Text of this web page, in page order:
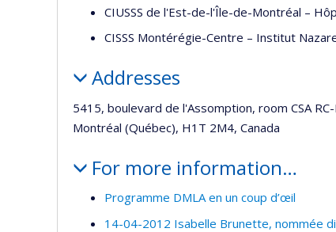
CIUSSS de l'Est-de-l'Île-de-Montréal –
CISSS Montérégie-Centre – Institut
Addresses
5415, boulevard de l'Assomption, room CSA
Montréal (Québec), H1T 2M4, Canada
For more information…
Programme DMLA en un coup d’œil
14-04-2012 Isabelle Brunette, nommée